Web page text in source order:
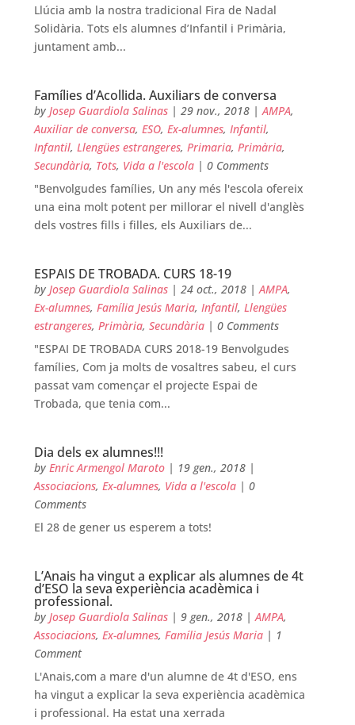
Llúcia amb la nostra tradicional Fira de Nadal
Solidària. Tots els alumnes d’Infantil i Primària,
juntament amb...
Famílies d’Acollida. Auxiliars de conversa
by Josep Guardiola Salinas | 29 nov., 2018 | AMPA,
Auxiliar de conversa, ESO, Ex-alumnes, Infantil,
Infantil, Llengües estrangeres, Primaria, Primària,
Secundària, Tots, Vida a l'escola | 0 Comments
"Benvolgudes famílies, Un any més l'escola ofereix
una eina molt potent per millorar el nivell d'anglès
dels vostres fills i filles, els Auxiliars de...
ESPAIS DE TROBADA. CURS 18-19
by Josep Guardiola Salinas | 24 oct., 2018 | AMPA,
Ex-alumnes, Família Jesús Maria, Infantil, Llengües
estrangeres, Primària, Secundària | 0 Comments
"ESPAI DE TROBADA CURS 2018-19 Benvolgudes
famílies, Com ja molts de vosaltres sabeu, el curs
passat vam començar el projecte Espai de
Trobada, que tenia com...
Dia dels ex alumnes!!!
by Enric Armengol Maroto | 19 gen., 2018 |
Associacions, Ex-alumnes, Vida a l'escola | 0
Comments
El 28 de gener us esperem a tots!
L’Anais ha vingut a explicar als alumnes de 4t
d’ESO la seva experiència acadèmica i
professional.
by Josep Guardiola Salinas | 9 gen., 2018 | AMPA,
Associacions, Ex-alumnes, Família Jesús Maria | 1
Comment
L'Anais,com a mare d'un alumne de 4t d'ESO, ens
ha vingut a explicar la seva experiència acadèmica
i professional. Ha estat una xerrada